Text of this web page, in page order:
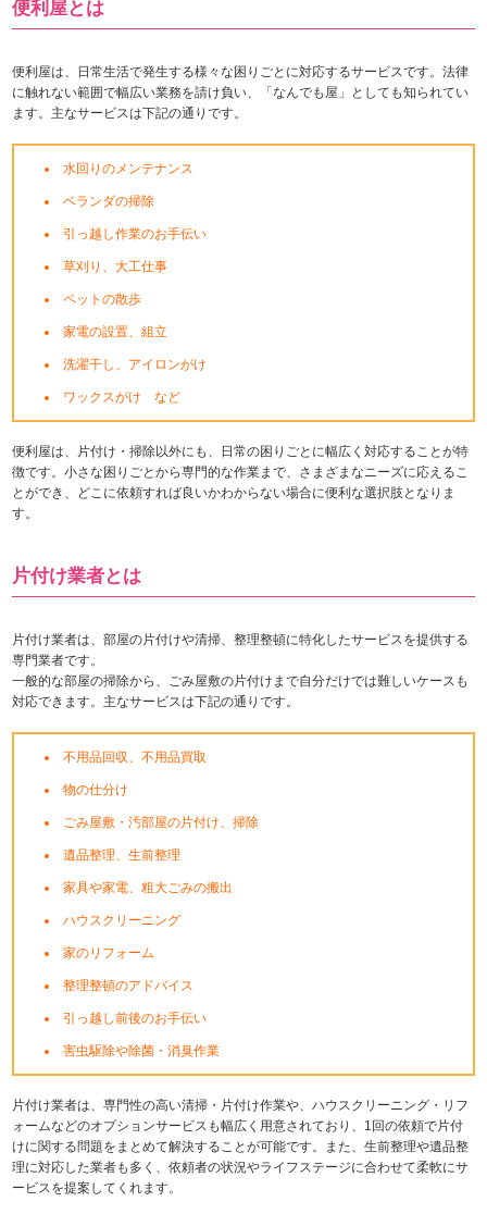
便利屋とは
便利屋は、日常生活で発生する様々な困りごとに対応するサービスです。法律
に触れない範囲で幅広い業務を請け負い、「なんでも屋」としても知られてい
ます。主なサービスは下記の通りです。
水回りのメンテナンス
ベランダの掃除
引っ越し作業のお手伝い
草刈り、大工仕事
ペットの散歩
家電の設置、組立
洗濯干し、アイロンがけ
ワックスがけ など
便利屋は、片付け・掃除以外にも、日常の困りごとに幅広く対応することが特
徴です。小さな困りごとから専門的な作業まで、さまざまなニーズに応えるこ
とができ、どこに依頼すれば良いかわからない場合に便利な選択肢となりま
す。
片付け業者とは
片付け業者は、部屋の片付けや清掃、整理整頓に特化したサービスを提供する
専門業者です。
一般的な部屋の掃除から、ごみ屋敷の片付けまで自分だけでは難しいケースも
対応できます。主なサービスは下記の通りです。
不用品回収、不用品買取
物の仕分け
ごみ屋敷・汚部屋の片付け、掃除
遺品整理、生前整理
家具や家電、粗大ごみの搬出
ハウスクリーニング
家のリフォーム
整理整頓のアドバイス
引っ越し前後のお手伝い
害虫駆除や除菌・消臭作業
片付け業者は、専門性の高い清掃・片付け作業や、ハウスクリーニング・リフ
ォームなどのオプションサービスも幅広く用意されており、1回の依頼で片付
けに関する問題をまとめて解決することが可能です。また、生前整理や遺品整
理に対応した業者も多く、依頼者の状況やライフステージに合わせて柔軟にサ
ービスを提案してくれます。